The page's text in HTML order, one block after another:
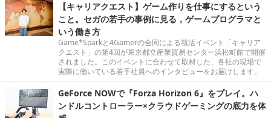
【キャリアクエスト】ゲーム作りを仕事にするという
こと。セガの若手の事例に見る，ゲームプログラマと
いう働き方
Game*Sparkと4Gamerの合同による就活イベント「キャリア
クエスト」の第4回が東京都立産業貿易センター浜松町館で開催
されました。このイベントに合わせて取材した、各社の現場で
実際に働いている若手社員へのインタビューをお届けします。
GeForce NOWで『Forza Horizon 6』をプレイ。ハ
ンドルコントローラー×クラウドゲーミングの底力を体